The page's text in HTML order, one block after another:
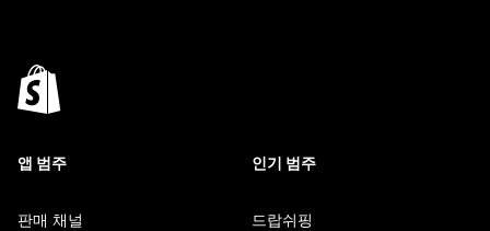
앱 범주
판매 채널
인기 범주
드랍쉬핑